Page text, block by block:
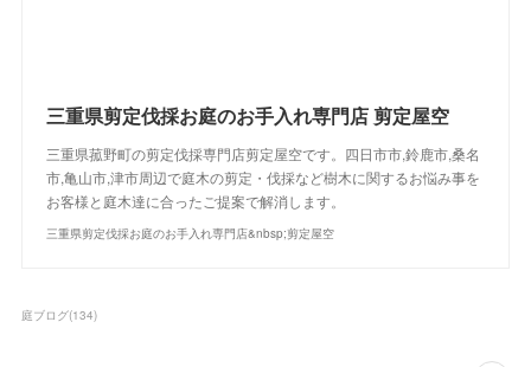
三重県剪定伐採お庭のお手入れ専門店 剪定屋空
三重県菰野町の剪定伐採専門店剪定屋空です。四日市市,鈴鹿市,桑名
市,亀山市,津市周辺で庭木の剪定・伐採など樹木に関するお悩み事を
お客様と庭木達に合ったご提案で解消します。
三重県剪定伐採お庭のお手入れ専門店&nbsp;剪定屋空
庭ブログ(134)